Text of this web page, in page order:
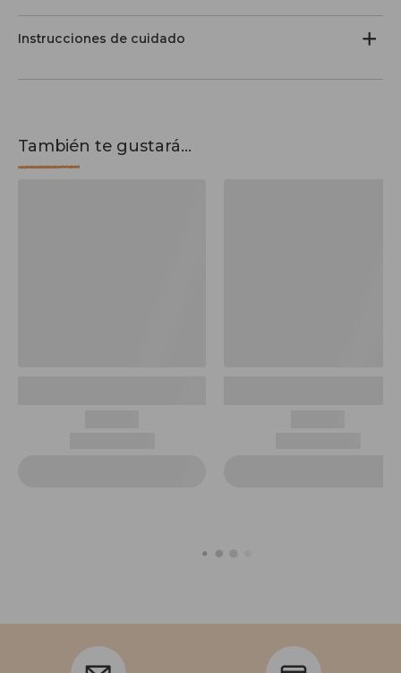
Instrucciones de cuidado
También te gustará...